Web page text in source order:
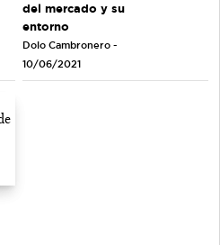
del mercado y su
entorno
Dolo Cambronero -
10/06/2021